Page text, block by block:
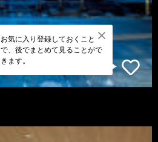
お気に入り登録しておくこと
で、後でまとめて見ることがで
きます。